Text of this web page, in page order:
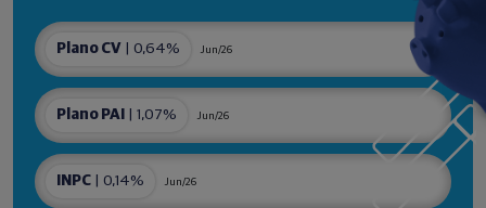
Plano CV | 0,64% Jun/26
Plano PAI | 1,07% Jun/26
INPC | 0,14% Jun/26